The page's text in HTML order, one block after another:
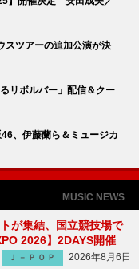
スツアーの追加公演が決
リボルバー」配信＆クー
、伊藤蘭ら＆ミュージカ
MUSIC NEWS
が集結、国立競技場で
2026】2DAYS開催
Ｊ－ＰＯＰ
2026年8月6日